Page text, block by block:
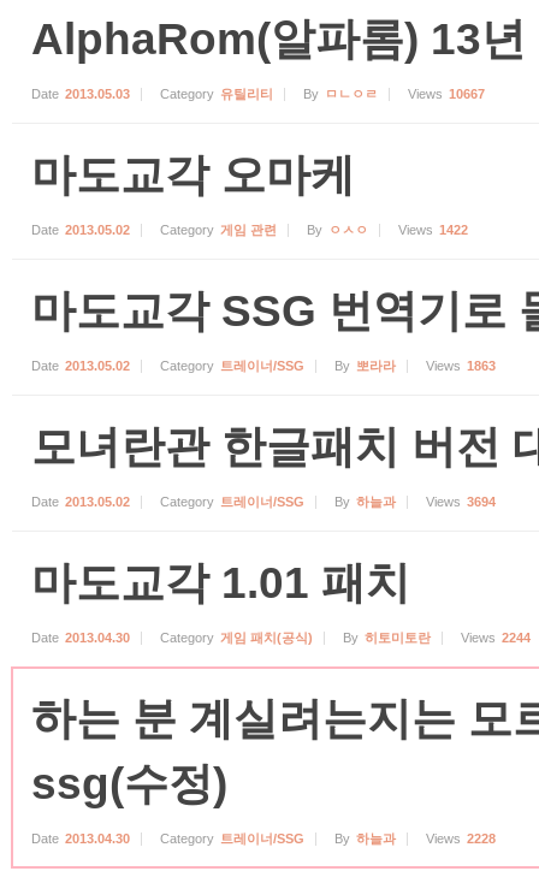
AlphaRom(알파롬) 13년
Date 2013.05.03 Category 유틸리티 By ㅁㄴㅇㄹ Views 10667
마도교각 오마케
Date 2013.05.02 Category 게임 관련 By ㅇㅅㅇ Views 1422
마도교각 SSG 번역기로
Date 2013.05.02 Category 트레이너/SSG By 뽀라라 Views 1863
모녀란관 한글패치 버전
Date 2013.05.02 Category 트레이너/SSG By 하늘과 Views 3694
마도교각 1.01 패치
Date 2013.04.30 Category 게임 패치(공식) By 히토미토란 Views 2244
하는 분 계실려는지는 모
ssg(수정)
Date 2013.04.30 Category 트레이너/SSG By 하늘과 Views 2228